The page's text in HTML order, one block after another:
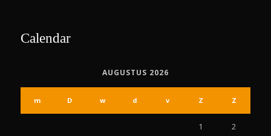
Calendar
AUGUSTUS 2026
m D w d v Z Z
1 2